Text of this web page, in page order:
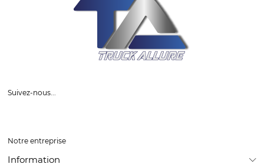
Suivez-nous...
Notre entreprise
Information